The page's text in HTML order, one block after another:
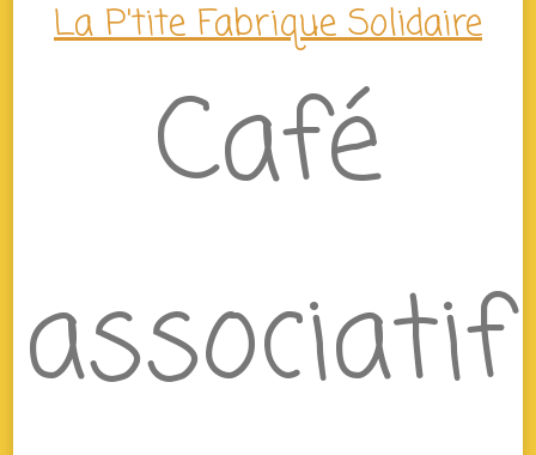
La P'tite Fabrique Solidaire
Café
associatif